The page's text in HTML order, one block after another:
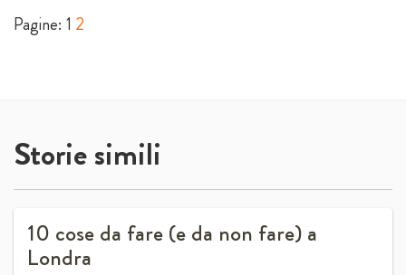
Pagine: 1 2
Storie simili
10 cose da fare (e da non fare) a
Londra